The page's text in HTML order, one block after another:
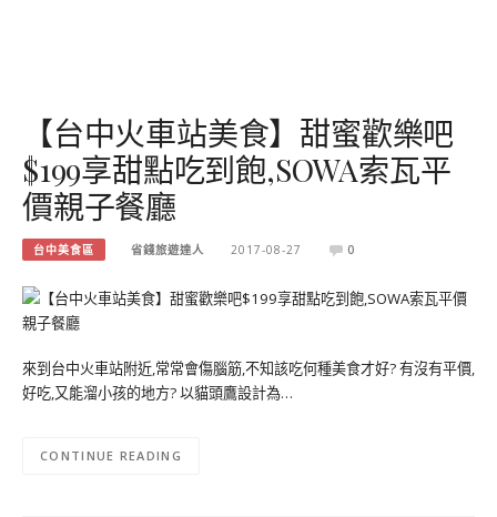
【台中火車站美食】甜蜜歡樂吧
$199享甜點吃到飽,SOWA索瓦平
價親子餐廳
台中美食區 省錢旅遊達人 2017-08-27 0
來到台中火車站附近,常常會傷腦筋,不知該吃何種美食才好? 有沒有平價,
好吃,又能溜小孩的地方? 以貓頭鷹設計為…
CONTINUE READING